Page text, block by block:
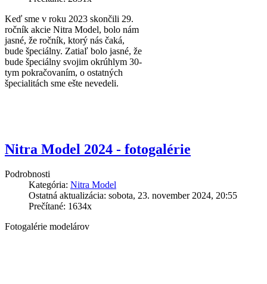
Keď sme v roku 2023 skončili 29.
ročník akcie Nitra Model, bolo nám
jasné, že ročník, ktorý nás čaká,
bude špeciálny. Zatiaľ bolo jasné, že
bude špeciálny svojim okrúhlym 30-
tym pokračovaním, o ostatných
špecialitách sme ešte nevedeli.
Nitra Model 2024 - fotogalérie
Podrobnosti
Kategória: Nitra Model
Ostatná aktualizácia: sobota, 23. november 2024, 20:55
Prečítané: 1634x
Fotogalérie modelárov